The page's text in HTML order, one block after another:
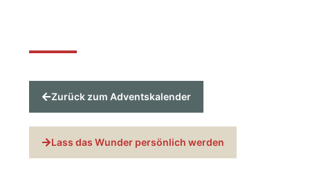
Zurück zum Adventskalender
Lass das Wunder persönlich werden